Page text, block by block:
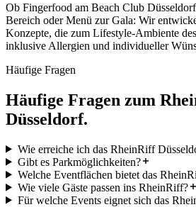
Ob Fingerfood am Beach Club
Bereich oder Menü zur Gala: Wir
Konzepte, die zum Lifestyle-Ambiente
inklusive Allergien und individueller
Häufige Fragen
Häufige Fragen zum
Düsseldorf.
Wie erreiche ich das RheinRiff
Gibt es Parkmöglichkeiten?
Welche Eventflächen bietet das
Wie viele Gäste passen ins RheinRiff?
Für welche Events eignet sich das